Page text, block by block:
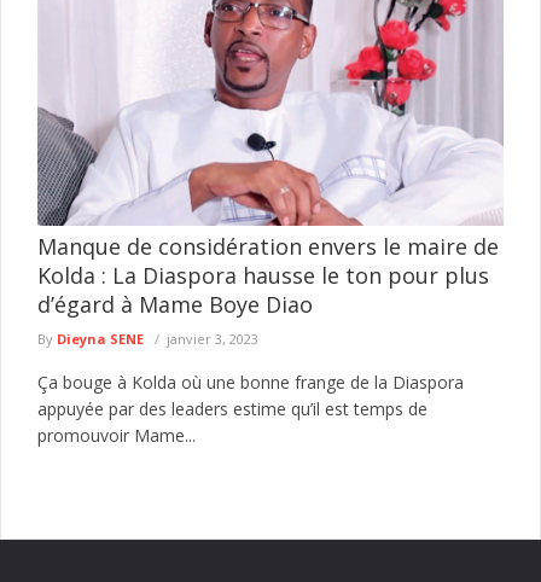
Manque de considération envers le maire de
Kolda : La Diaspora hausse le ton pour plus
d’égard à Mame Boye Diao
By Dieyna SENE janvier 3, 2023
Ça bouge à Kolda où une bonne frange de la Diaspora
appuyée par des leaders estime qu’il est temps de
promouvoir Mame...